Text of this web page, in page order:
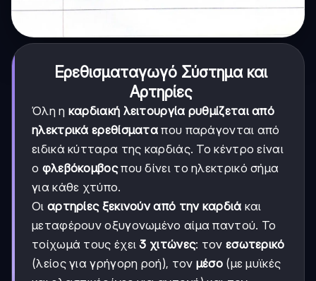
Ερεθισματαγωγό Σύστημα και
Αρτηρίες
Όλη η καρδιακή λειτουργία ρυθμίζεται από
ηλεκτρικά ερεθίσματα που παράγονται από
ειδικά κύτταρα της καρδιάς. Το κέντρο είναι
ο φλεβόκομβοςπου δίνει το ηλεκτρικό σήμα
για κάθε χτύπο.
Οι αρτηρίες ξεκινούν από την καρδιά και
μεταφέρουν οξυγονωμένο αίμα παντού. Το
τοίχωμά τους έχει3 χιτώνες: τον εσωτερικό
(λείος για γρήγορη ροή), τον μέσο(με μυϊκές